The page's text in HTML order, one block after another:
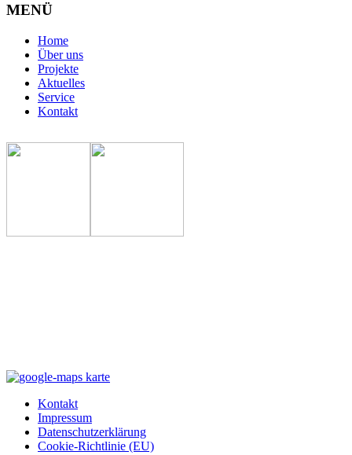
MENÜ
Home
Über uns
Projekte
Aktuelles
Service
Kontakt
Kontakt
Impressum
Datenschutzerklärung
Cookie-Richtlinie (EU)